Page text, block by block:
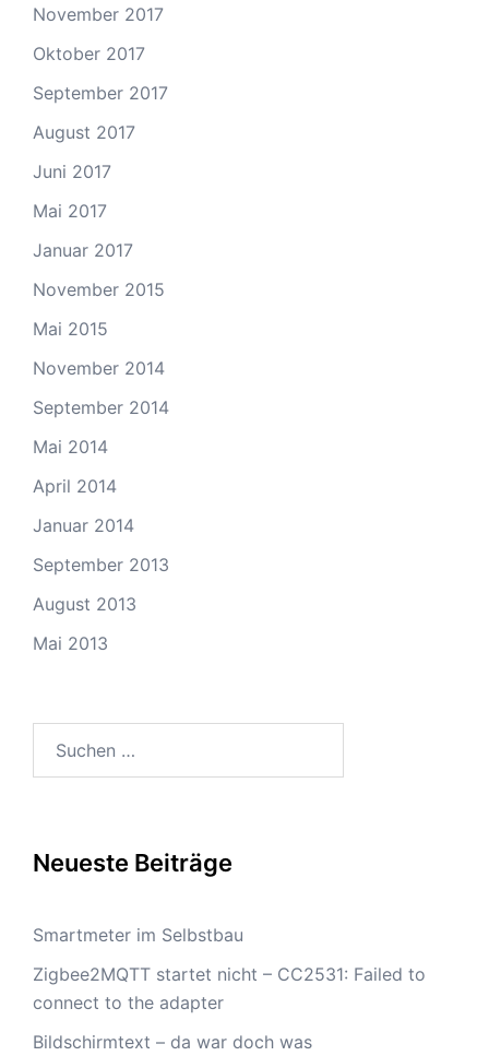
November 2017
Oktober 2017
September 2017
August 2017
Juni 2017
Mai 2017
Januar 2017
November 2015
Mai 2015
November 2014
September 2014
Mai 2014
April 2014
Januar 2014
September 2013
August 2013
Mai 2013
Neueste Beiträge
Smartmeter im Selbstbau
Zigbee2MQTT startet nicht – CC2531: Failed to
connect to the adapter
Bildschirmtext – da war doch was